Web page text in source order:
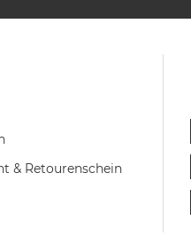
& Retourenschein